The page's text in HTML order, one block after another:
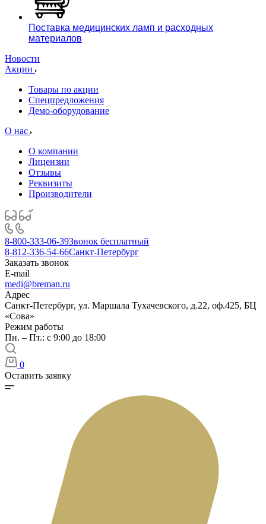
Поставка медицинских ламп и расходных
материалов
Новости
Акции
Товары по акции
Спецпредложения
Демо-оборудование
О нас
О компании
Лицензии
Отзывы
Реквизиты
Производители
8-800-333-06-39Звонок бесплатный
8-812-336-54-66Санкт-Петербург
Заказать звонок
E-mail
medi@breman.ru
Адрес
Санкт-Петербург, ул. Маршала Тухачевского, д.22, оф.425, БЦ
«Сова»
Режим работы
Пн. – Пт.: с 9:00 до 18:00
0
Оставить заявку